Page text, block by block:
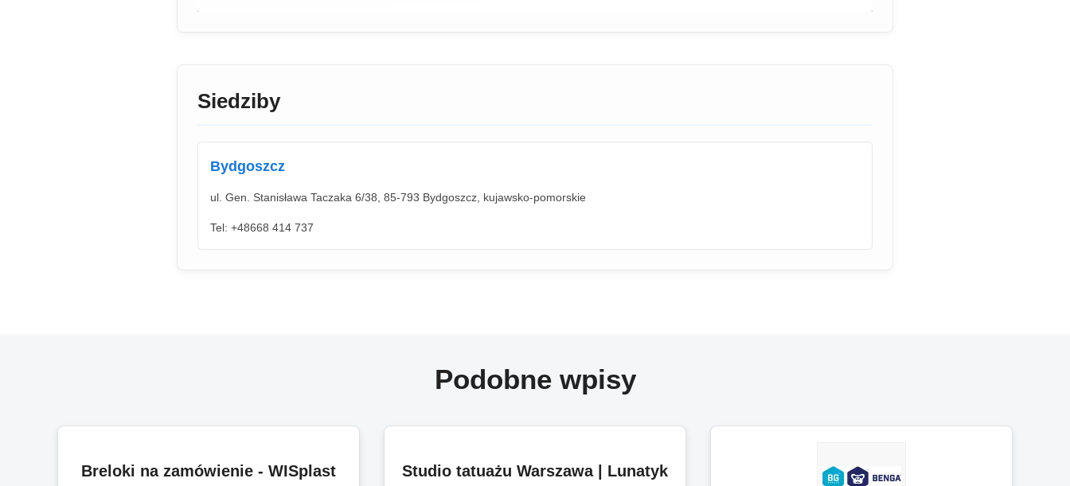
Siedziby
Bydgoszcz
ul. Gen. Stanisława Taczaka 6/38, 85-793 Bydgoszcz, kujawsko-pomorskie
Tel: +48668 414 737
Podobne wpisy
Breloki na zamówienie - WISplast Studio tatuażu Warszawa | Lunatyk